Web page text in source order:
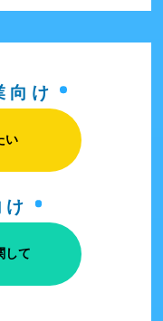
向け
い
して